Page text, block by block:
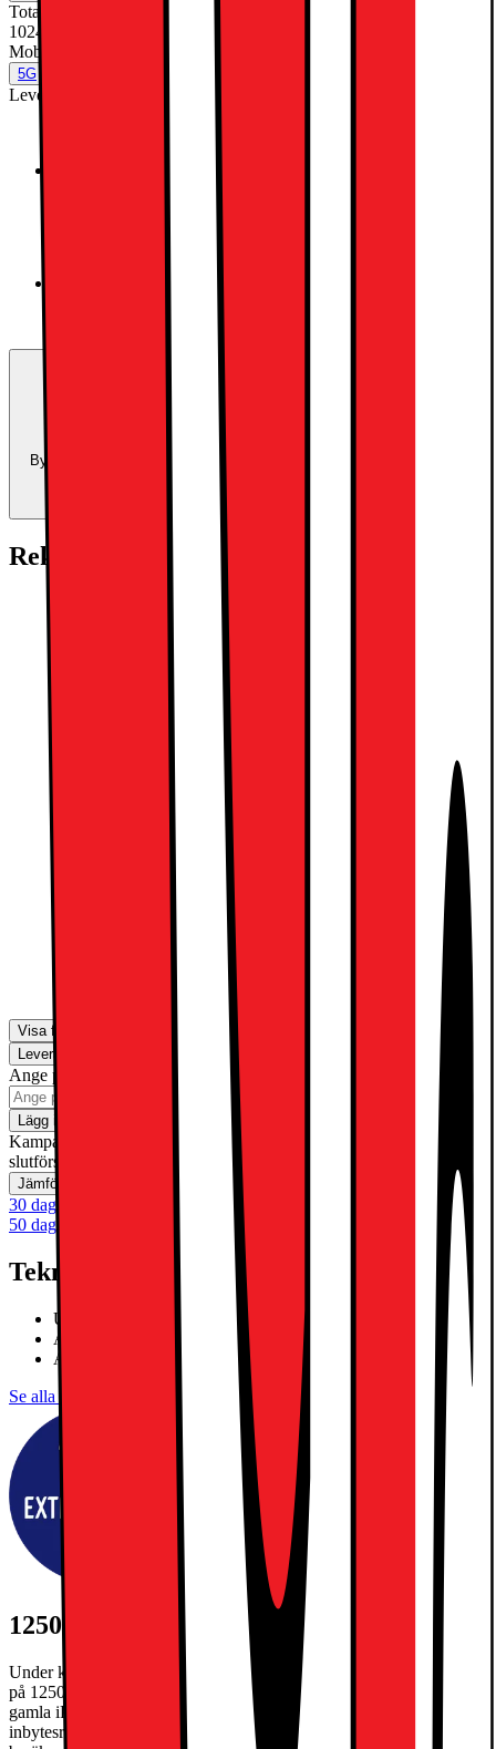
Total lagringskapacitet (GB)
1024
1024
Mobilt datanätverk
5G
Leverantörens färgnamn Space Black
Trade-in:
Uppgradera för mindre
Byt in din enhet och använd dess värde som delbetalning mot en ny
Beräkna ditt inbytesvärde
Rekommenderade tillbehör:
Apple AirPods Pro Gen 3 (2025) True
Wireless hörlurar
Apple Pencil Pro
1590.-
Visa fler
Leverans
Hämta i butik
Ange postnummer för leveransinformation
Lägg i kundvagn
Kampanj! Gäller t.o.m. söndag 30 augusti med reservation för
slutförsäljning
Jämför
30 dagars öppet köp
50 dagars öppet köp för klubbmedlemmar
Teknisk specifikation
Ultra Retina XDR OLED-skärm
Apple M5-chip, tiokärnors SoC
Apple Intelligence, Face ID
Se alla specifikationer
1250:- EXTRA INBYTESRABATT
Under kampanjperioden 27/7-30/8/2026 får du extra inbytesrabatt
på 1250kr när du byter in din gamla iPad och köper en ny. Din
gamla iPad måste ha ett inbytesvärde på minst 300kr. Gäller max en
inbytesrabatt per köp. Slutgiltigt inbytesvärde på din gamla telefon